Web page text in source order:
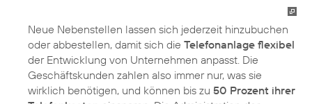
Neue Nebenstellen lassen sich jederzeit hinzubuchen
oder abbestellen, damit sich die Telefonanlage flexibel
der Entwicklung von Unternehmen anpasst. Die
Geschäftskunden zahlen also immer nur, was sie
wirklich benötigen, und können bis zu 50 Prozent ihrer